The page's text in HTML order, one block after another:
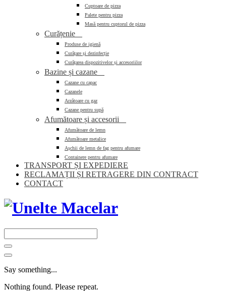
Cuptoare de pizza
Palete pentru pizza
Masă pentru cuptorul de pizza
Curățenie
Produse de igienă
Curățare și dezinfecție
Curățarea dispozitivelor și accesoriilor
Bazine și cazane
Cazane cu capac
Cazanele
Arzătoare cu gaz
Cazane pentru supă
Afumătoare și accesorii
Afumătoare de lemn
Afumătoare metalice
Așchii de lemn de fag pentru afumare
Containere pentru afumare
TRANSPORT ȘI EXPEDIERE
RECLAMAȚII ȘI RETRAGERE DIN CONTRACT
CONTACT
Say something...
Nothing found. Please repeat.